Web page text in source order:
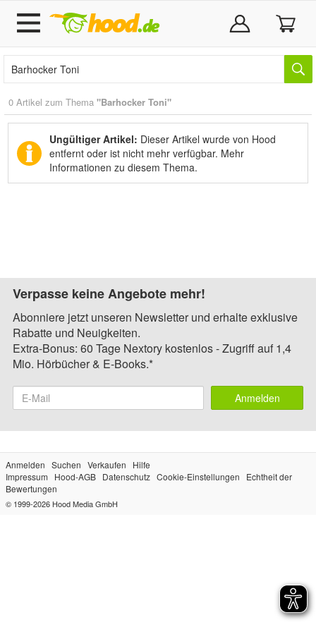
0 Artikel zum Thema "Barhocker Toni"
Ungültiger Artikel: Dieser Artikel wurde von Hood
entfernt oder ist nicht mehr verfügbar. Mehr
Informationen zu diesem Thema.
Verpasse keine Angebote mehr!
Abonniere jetzt unseren Newsletter und erhalte exklusive
Rabatte und Neuigkeiten.
Extra-Bonus: 60 Tage Nextory kostenlos - Zugriff auf 1,4
Mio. Hörbücher & E-Books.*
Anmelden
Anmelden Suchen Verkaufen
Hilfe
Impressum
Hood-AGB Datenschutz Cookie-Einstellungen
Echtheit der
Bewertungen
© 1999-2026 Hood Media GmbH